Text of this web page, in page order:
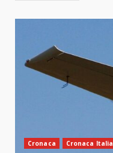
Cronaca Cronaca Italia